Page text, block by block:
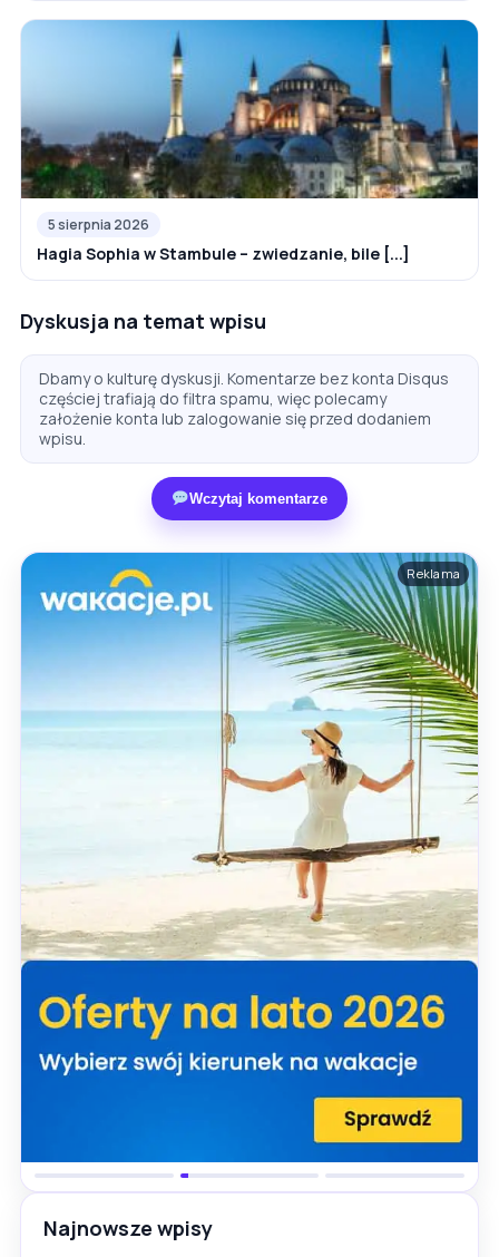
5 sierpnia 2026
Hagia Sophia w Stambule – zwiedzanie, bile [...]
Dyskusja na temat wpisu
Dbamy o kulturę dyskusji. Komentarze bez konta Disqus
częściej trafiają do filtra spamu, więc polecamy
założenie konta lub zalogowanie się przed dodaniem
wpisu.
Wczytaj komentarze
Reklama
Najnowsze wpisy